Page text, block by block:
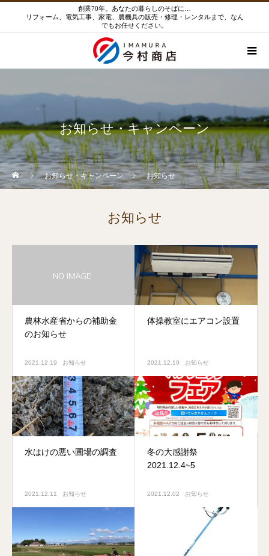
創業70年。あなたの暮らしのそばに…
リフォーム、電気工事、家電、農機具の販売・修理・レンタルまで、なん
でもお任せください。
お知らせ・キャンペーン
お知らせ・キャンペーン お知らせ
お知らせ
農林水産省からの補助金
のお知らせ
2021.12.19 お知らせ
体操教室にエアコン設置
2021.12.19 お知らせ
水はけの悪い圃場の調査
2021.12.11 お知らせ
冬の大感謝祭
2021.12.4~5
2021.12.02 お知らせ